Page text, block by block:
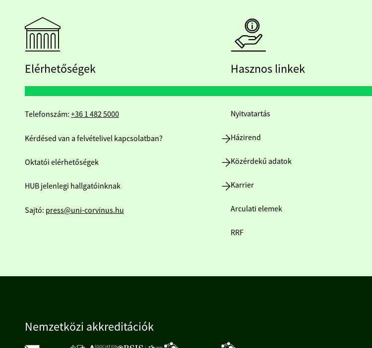
Elérhetőségek
Telefonszám: +36 1 482 5000
Kérdésed van a felvételivel kapcsolatban?
Oktatói elérhetőségek
HUB jelenlegi hallgatóinknak
Sajtó: press@uni-corvinus.hu
Hasznos linkek
Nyitvatartás
Házirend
Közérdekű adatok
Karrier
Arculati elemek
RRF
Nemzetközi akkreditációk